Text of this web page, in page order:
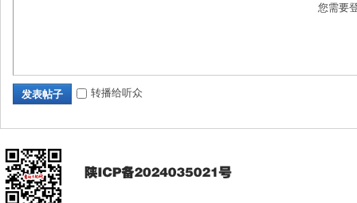
您需要
发表帖子 转播给听众